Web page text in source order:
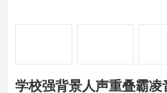
学校强背景人声重叠霸